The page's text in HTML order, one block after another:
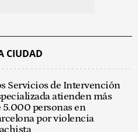
CIUDAD
Servicios de Intervención
atienden más
5.000 personas en
por violencia